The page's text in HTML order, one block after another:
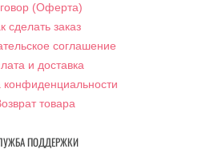
(Оферта)
сделать заказ
соглашение
и доставка
конфиденциальности
товара
ПОДДЕРЖКИ